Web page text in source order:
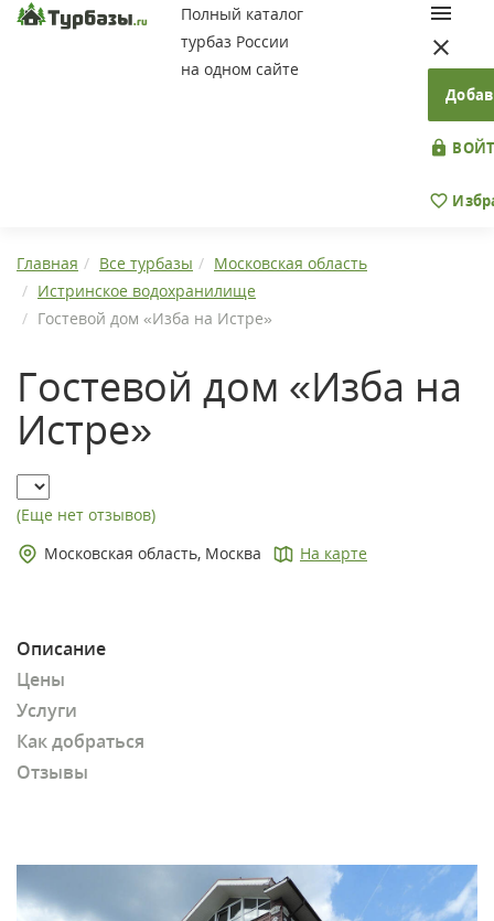
Полный каталог
турбаз России
на одном сайте
Главная Все турбазы
Московская область
Истринское водохранилище
Гостевой дом «Изба на Истре»
Гостевой дом «Изба на
Истре»
(Еще нет отзывов)
Московская область, Москва
На карте
Описание
Цены
Услуги
Как добраться
Отзывы